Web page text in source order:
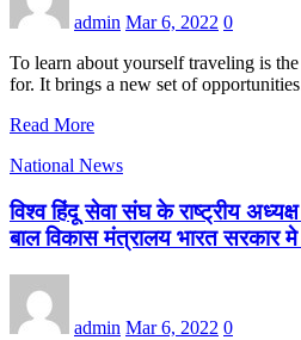
admin Mar 6, 2022 0
To learn about yourself traveling is
for. It brings a new set of
Read More
National News
विश्व हिंदू सेवा संघ के राष्ट्रीय अध्यक्ष
बाल विकास मंत्रालय भारत सरकार
admin Mar 6, 2022 0